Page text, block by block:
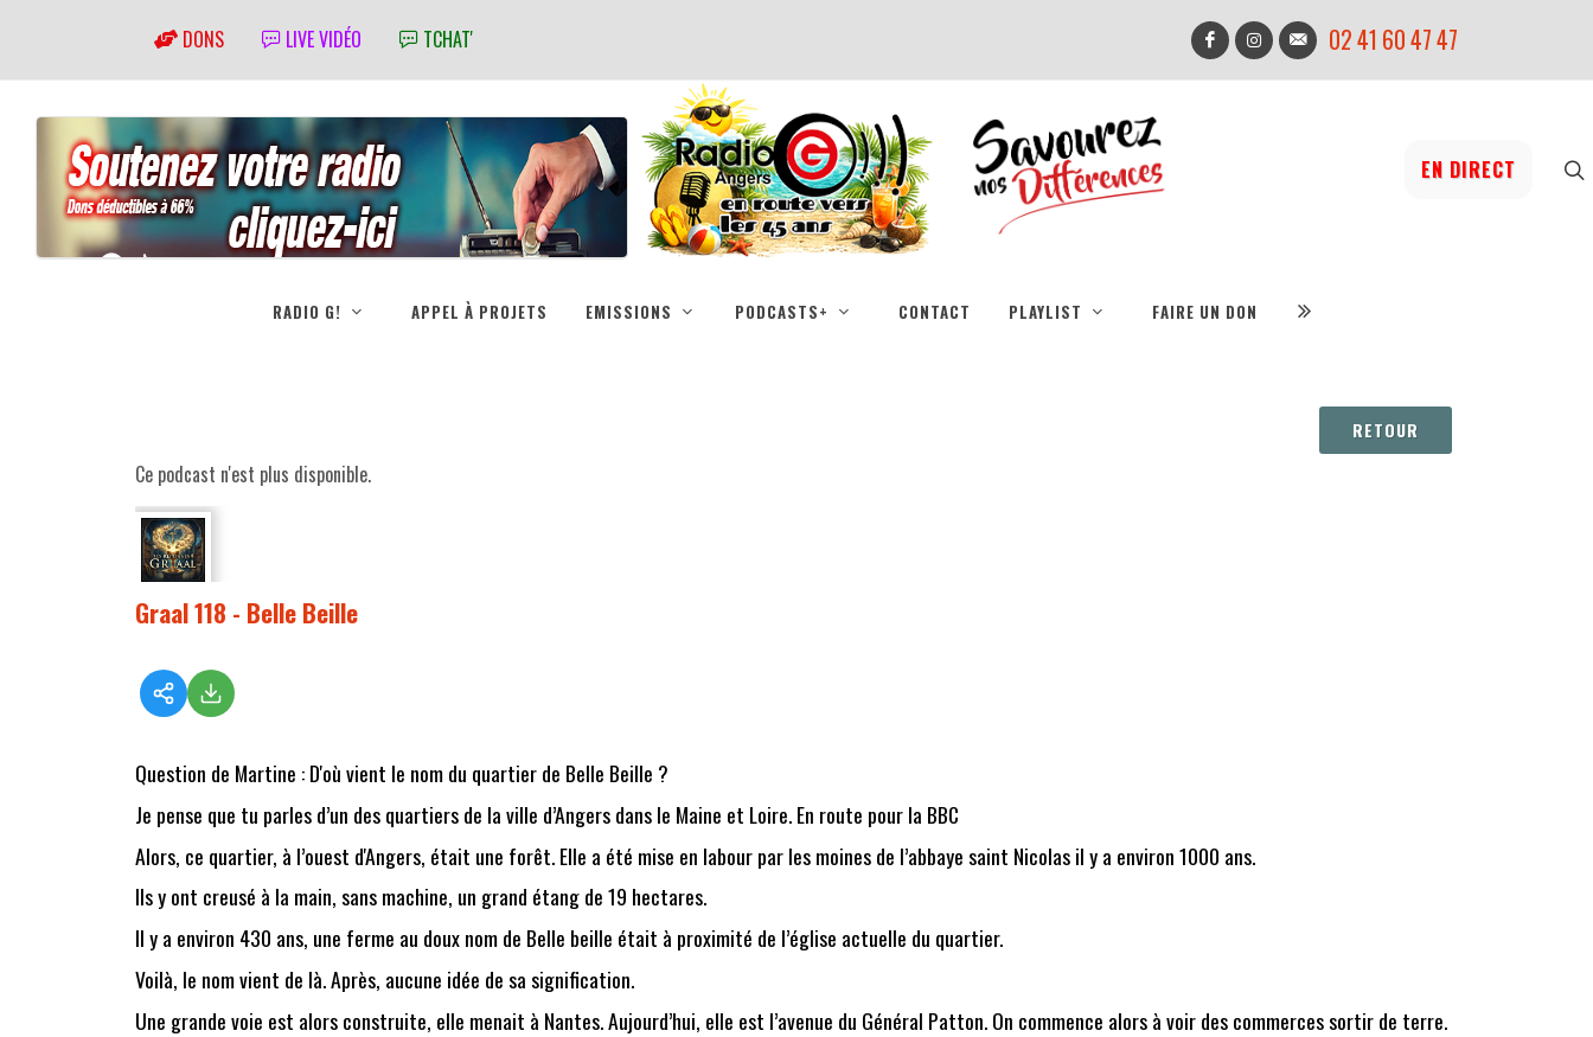
DONS LIVE VIDÉO TCHAT' 02 41 60 47 47
EN DIRECT
RADIO G! APPEL À PROJETS EMISSIONS PODCASTS+ CONTACT PLAYLIST FAIRE UN DON
RETOUR
Ce podcast n'est plus disponible.
Graal 118 - Belle Beille
Question de Martine : D'où vient le nom du quartier de Belle Beille ?
Je pense que tu parles d’un des quartiers de la ville d’Angers dans le Maine et Loire. En route pour la BBC
Alors, ce quartier, à l’ouest d'Angers, était une forêt. Elle a été mise en labour par les moines de l’abbaye saint Nicolas il y a environ 1000 ans.
Ils y ont creusé à la main, sans machine, un grand étang de 19 hectares.
Il y a environ 430 ans, une ferme au doux nom de Belle beille était à proximité de l’église actuelle du quartier.
Voilà, le nom vient de là. Après, aucune idée de sa signification.
Une grande voie est alors construite, elle menait à Nantes. Aujourd’hui, elle est l’avenue du Général Patton. On commence alors à voir des commerces sortir de terre.